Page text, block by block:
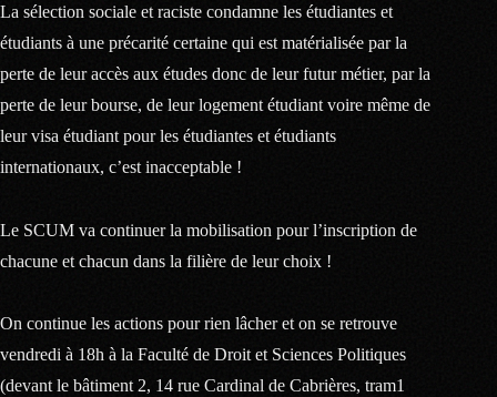
La sélection sociale et raciste condamne les étudiantes et
étudiants à une précarité certaine qui est matérialisée par la
perte de leur accès aux études donc de leur futur métier, par la
perte de leur bourse, de leur logement étudiant voire même de
leur visa étudiant pour les étudiantes et étudiants
internationaux, c’est inacceptable !
Le SCUM va continuer la mobilisation pour l’inscription de
chacune et chacun dans la filière de leur choix !
On continue les actions pour rien lâcher et on se retrouve
vendredi à 18h à la Faculté de Droit et Sciences Politiques
(devant le bâtiment 2, 14 rue Cardinal de Cabrières, tram1